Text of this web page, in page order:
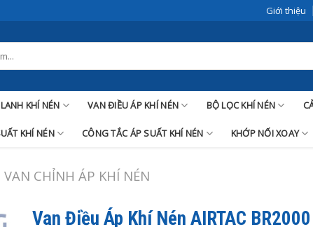
Giới thiệu
KHÍ NÉN VAN ĐIỀU ÁP KHÍ NÉN BỘ LỌC KHÍ NÉN
KHÍ NÉN CÔNG TẮC ÁP SUẤT KHÍ NÉN KHỚP NỐI XOAY
VAN CHỈNH ÁP KHÍ NÉN
Van Điều Áp Khí Nén AIRTAC BR2000